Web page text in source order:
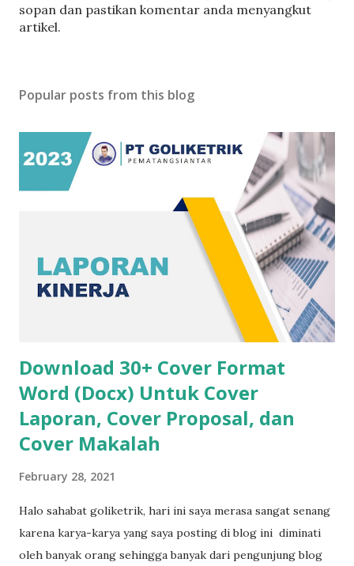
o
s
o
m
e
n
sopan dan pastikan komentar anda menyangkut
artikel.
Popular posts from this blog
Download 30+ Cover Format
Word (Docx) Untuk Cover
Laporan, Cover Proposal, dan
Cover Makalah
February 28, 2021
Halo sahabat goliketrik, hari ini saya merasa sangat senang
karena karya-karya yang saya posting di blog ini diminati
oleh banyak orang sehingga banyak dari pengunjung blog